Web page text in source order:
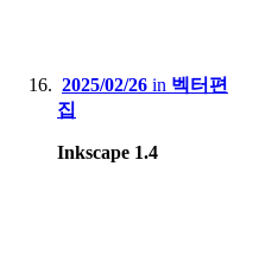
2025/02/26 in 벡터편
집
Inkscape 1.4